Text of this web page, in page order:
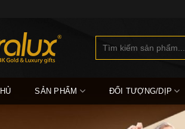
kiếm:
SẢN PHẨM ĐỐI TƯỢNG/DỊP